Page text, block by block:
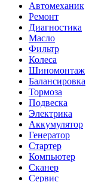
Автомеханик
Ремонт
Диагностика
Масло
Фильтр
Колеса
Шиномонтаж
Балансировка
Тормоза
Подвеска
Электрика
Аккумулятор
Генератор
Стартер
Компьютер
Сканер
Сервис